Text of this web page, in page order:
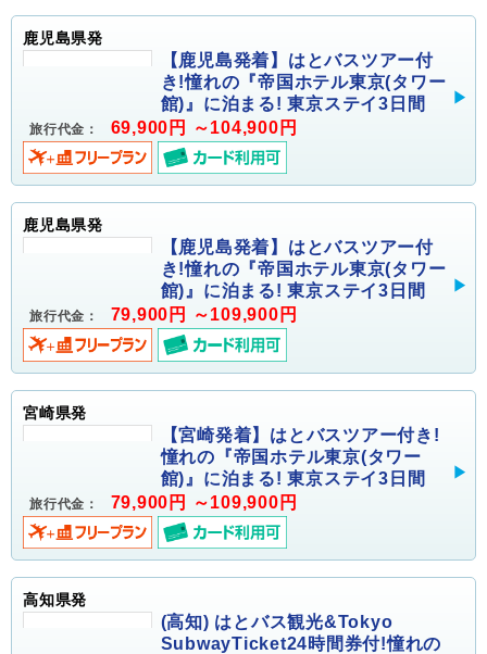
鹿児島県発
【鹿児島発着】はとバスツアー付
き!憧れの『帝国ホテル東京(タワー
館)』に泊まる! 東京ステイ3日間
旅行代金： 69,900円 ～104,900円
鹿児島県発
【鹿児島発着】はとバスツアー付
き!憧れの『帝国ホテル東京(タワー
館)』に泊まる! 東京ステイ3日間
旅行代金： 79,900円 ～109,900円
宮崎県発
【宮崎発着】はとバスツアー付き!
憧れの『帝国ホテル東京(タワー
館)』に泊まる! 東京ステイ3日間
旅行代金： 79,900円 ～109,900円
高知県発
(高知) はとバス観光&Tokyo
SubwayTicket24時間券付!憧れの